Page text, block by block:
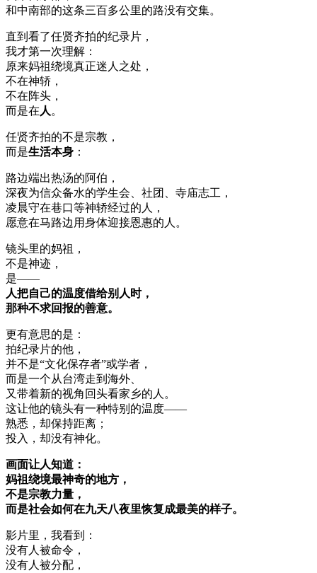
和中南部的这条三百多公里的路没有交集。
直到看了任贤齐拍的纪录片，
我才第一次理解：
原来妈祖绕境真正迷人之处，
不在神轿，
不在阵头，
而是在 人 。
任贤齐拍的不是宗教，
而是生活本身 ：
路边端出热汤的阿伯，
深夜为信众备水的学生会、社团、寺庙志工，
凌晨守在巷口等神轿经过的人，
愿意在马路边用身体迎接恩惠的人。
镜头里的妈祖，
不是神迹，
是——
人把自己的温度借给别人时，
那种不求回报的善意。
更有意思的是：
拍纪录片的他，
并不是“文化保存者”或学者，
而是一个从台湾走到海外、
又带着新的视角回头看家乡的人。
这让他的镜头有一种特别的温度——
熟悉，却保持距离；
投入，却没有神化。
画面让人知道：
妈祖绕境最神奇的地方，
不是宗教力量，
而是社会如何在九天八夜里恢复成最美的样子。
影片里，我看到：
没有人被命令，
没有人被分配，